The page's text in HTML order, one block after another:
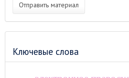
Отправить материал
Ключевые слова